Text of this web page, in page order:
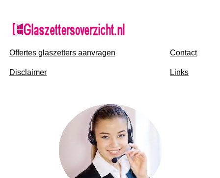
Offertes glaszetters aanvragen
Disclaimer
Contact
Links